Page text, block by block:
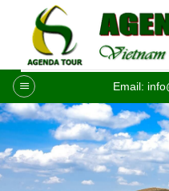
contenu
Email: